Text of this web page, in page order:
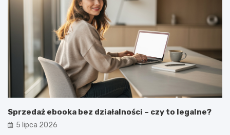
Sprzedaż ebooka bez działalności – czy to legalne?
5 lipca 2026